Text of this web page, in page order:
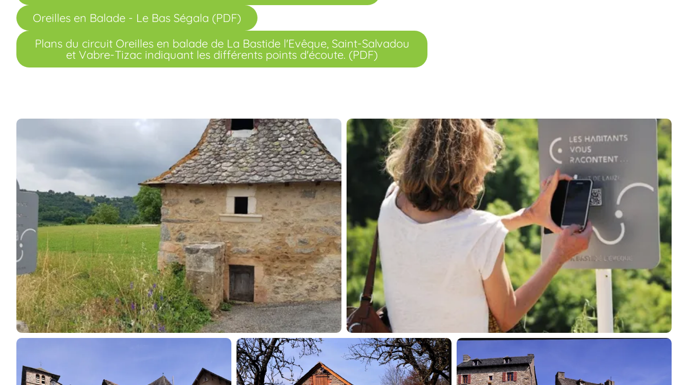
Oreilles en Balade - Le Bas Ségala (PDF)
Plans du circuit Oreilles en balade de La Bastide l'Evêque, Saint-Salvadou
et Vabre-Tizac indiquant les différents points d'écoute. (PDF)